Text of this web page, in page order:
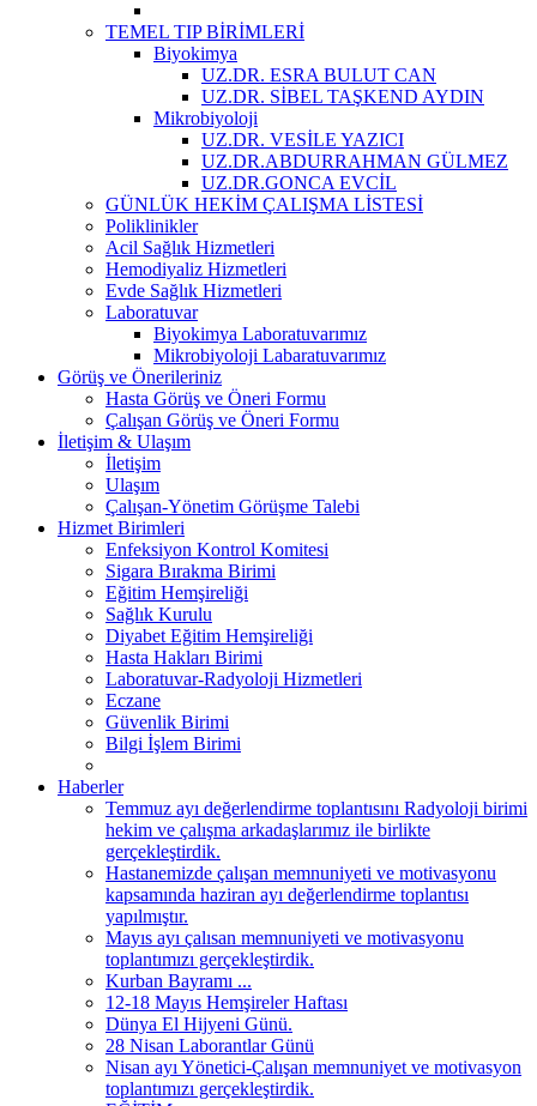
TEMEL TIP BİRİMLERİ
Biyokimya
UZ.DR. ESRA BULUT CAN
UZ.DR. SİBEL TAŞKEND AYDIN
Mikrobiyoloji
UZ.DR. VESİLE YAZICI
UZ.DR.ABDURRAHMAN GÜLMEZ
UZ.DR.GONCA EVCİL
GÜNLÜK HEKİM ÇALIŞMA LİSTESİ
Poliklinikler
Acil Sağlık Hizmetleri
Hemodiyaliz Hizmetleri
Evde Sağlık Hizmetleri
Laboratuvar
Biyokimya Laboratuvarımız
Mikrobiyoloji Labaratuvarımız
Görüş ve Önerileriniz
Hasta Görüş ve Öneri Formu
Çalışan Görüş ve Öneri Formu
İletişim & Ulaşım
İletişim
Ulaşım
Çalışan-Yönetim Görüşme Talebi
Hizmet Birimleri
Enfeksiyon Kontrol Komitesi
Sigara Bırakma Birimi
Eğitim Hemşireliği
Sağlık Kurulu
Diyabet Eğitim Hemşireliği
Hasta Hakları Birimi
Laboratuvar-Radyoloji Hizmetleri
Eczane
Güvenlik Birimi
Bilgi İşlem Birimi
Haberler
Temmuz ayı değerlendirme toplantısını Radyoloji birimi
hekim ve çalışma arkadaşlarımız ile birlikte
gerçekleştirdik.
Hastanemizde çalışan memnuniyeti ve motivasyonu
kapsamında haziran ayı değerlendirme toplantısı
yapılmıştır.
Mayıs ayı çalısan memnuniyeti ve motivasyonu
toplantımızı gerçekleştirdik.
Kurban Bayramı ...
12-18 Mayıs Hemşireler Haftası
Dünya El Hijyeni Günü.
28 Nisan Laborantlar Günü
Nisan ayı Yönetici-Çalışan memnuniyet ve motivasyon
toplantımızı gerçekleştirdik.